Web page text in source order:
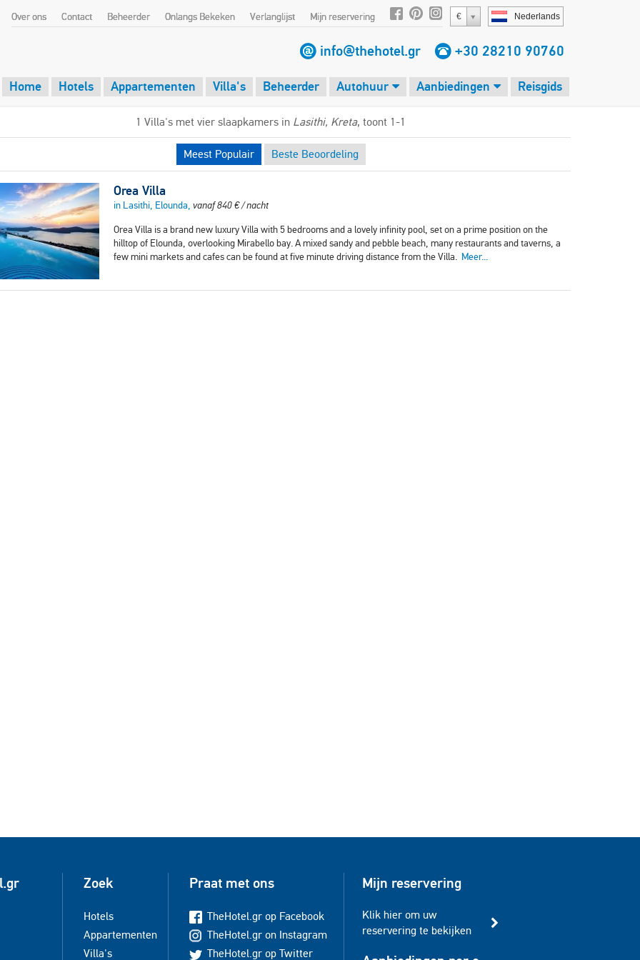
Nederlands
€
Over ons Contact Beheerder Onlangs Bekeken Verlanglijst Mijn reservering
info@thehotel.gr +30 28210 90760
Home Hotels Appartementen Villa's Beheerder Autohuur Aanbiedingen Reisgids
1 Villa's met vier slaapkamers in Lasithi, Kreta, toont 1-1
Meest Populair Beste Beoordeling
Orea Villa
in Lasithi, Elounda, vanaf840€/ nacht
Orea Villa is a brand new luxury Villa with 5 bedrooms and a lovely infinity pool, set on a prime position on the
hilltop of Elounda, overlooking Mirabello bay. A mixed sandy and pebble beach, many restaurants and taverns, a
few mini markets and cafes can be found at five minute driving distance from the Villa. Meer...
Zoek
Hotels
Appartementen
Villa's
Praat met ons
TheHotel.gr op Facebook
TheHotel.gr on Instagram
TheHotel.gr op Twitter
Mijn reservering
Klik hier om uw
reservering te bekijken